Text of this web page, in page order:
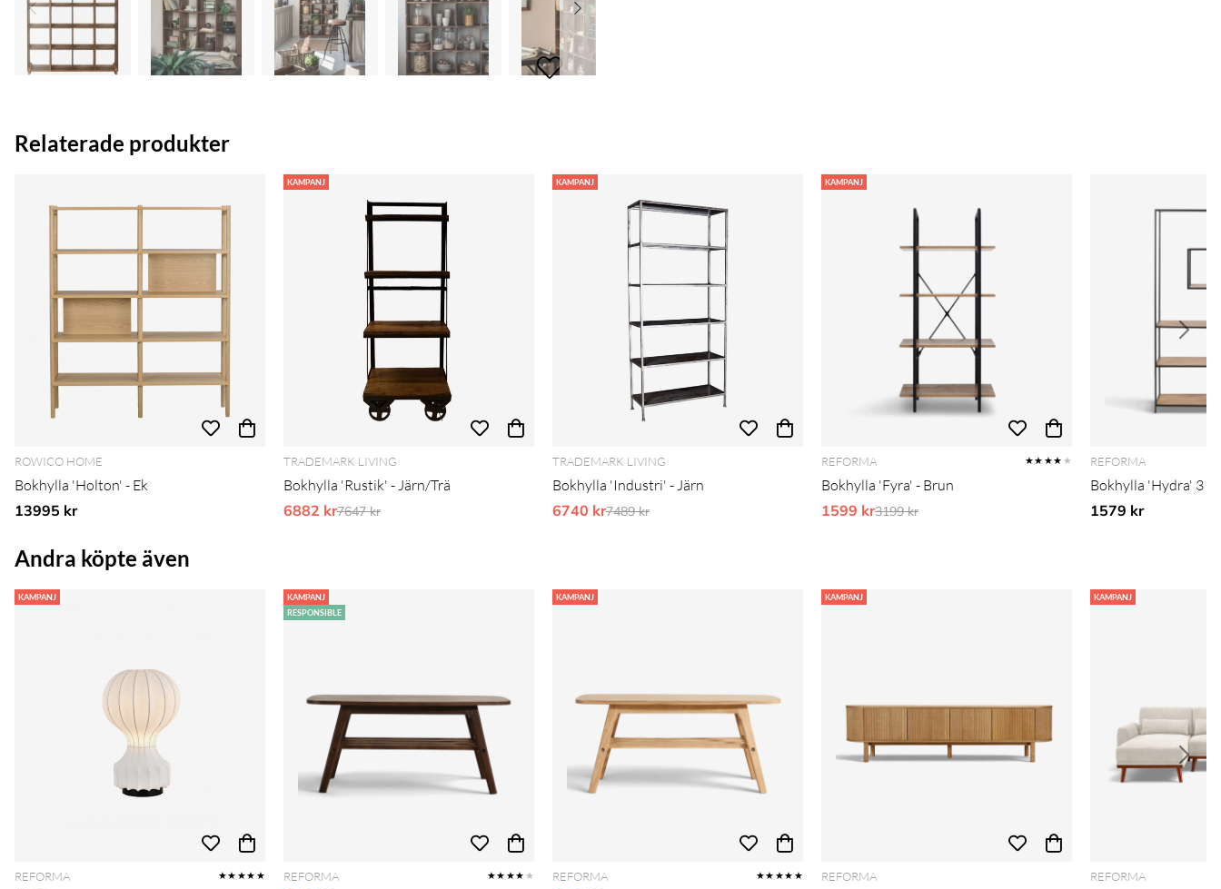
Relaterade produkter
ROWICO HOME
Bokhylla 'Holton' - Ek
13995 kr
KAMPANJ
TRADEMARK LIVING
Bokhylla 'Rustik' - Järn/Trä
6882 krOrdinarie pris:
7647 kr
KAMPANJ
TRADEMARK LIVING
Bokhylla 'Industri' - Järn
6740 krOrdinarie pris:
7489 kr
KAMPANJ
REFORMA ★★★★ ★
Bokhylla 'Fyra' - Brun
1599 krOrdinarie pris:
3199 kr
REFORMA
Bokhylla 'Hydra' 3
1579 kr
Andra köpte även
KAMPANJ
REFORMA ★★★★★
KAMPANJ
RESPONSIBLE
REFORMA ★★★★ ★
KAMPANJ
REFORMA ★★★★★
KAMPANJ
REFORMA
KAMPANJ
REFORMA